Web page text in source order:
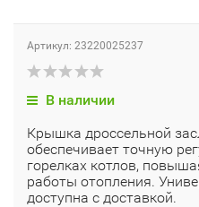
Артикул: 23220025237
В наличии
Крышка дроссельной
обеспечивает точную
горелках котлов,
работы отопления.
доступна с доставкой.